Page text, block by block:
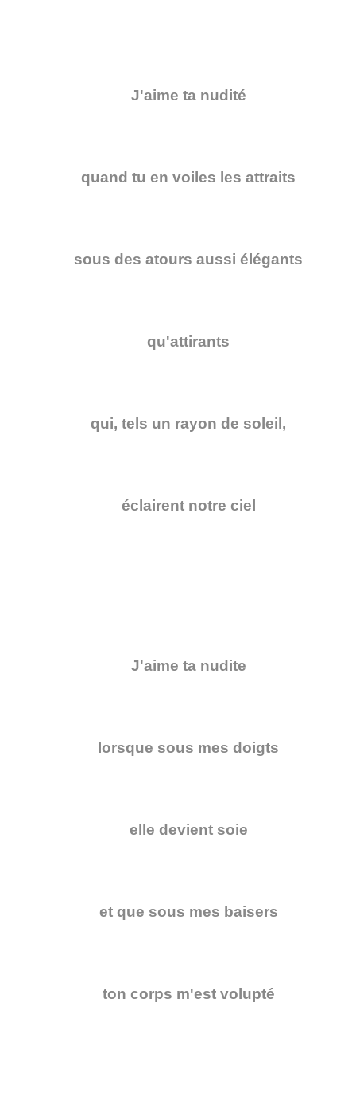
J'aime ta nudité
quand tu en voiles les attraits
sous des atours aussi élégants
qu'attirants
qui, tels un rayon de soleil,
éclairent notre ciel
J'aime ta nudite
lorsque sous mes doigts
elle devient soie
et que sous mes baisers
ton corps m'est volupté